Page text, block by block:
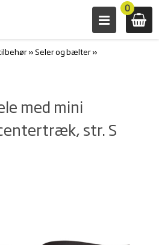
0
»Seler og bælter»
med mini
str. S